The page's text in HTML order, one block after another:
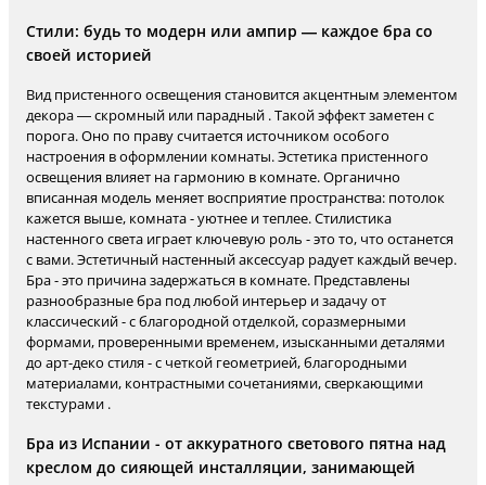
Стили: будь то модерн или ампир — каждое бра со
своей историей
Вид пристенного освещения становится акцентным элементом
декора — скромный или парадный . Такой эффект заметен с
порога. Оно по праву считается источником особого
настроения в оформлении комнаты. Эстетика пристенного
освещения влияет на гармонию в комнате. Органично
вписанная модель меняет восприятие пространства: потолок
кажется выше, комната - уютнее и теплее. Стилистика
настенного света играет ключевую роль - это то, что останется
с вами. Эстетичный настенный аксессуар радует каждый вечер.
Бра - это причина задержаться в комнате. Представлены
разнообразные бра под любой интерьер и задачу от
классический - с благородной отделкой, соразмерными
формами, проверенными временем, изысканными деталями
до арт-деко стиля - с четкой геометрией, благородными
материалами, контрастными сочетаниями, сверкающими
текстурами .
Бра из Испании - от аккуратного светового пятна над
креслом до сияющей инсталляции, занимающей